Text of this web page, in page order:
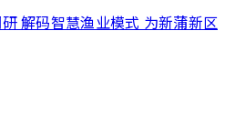
解码智慧渔业模式 为新蒲新区